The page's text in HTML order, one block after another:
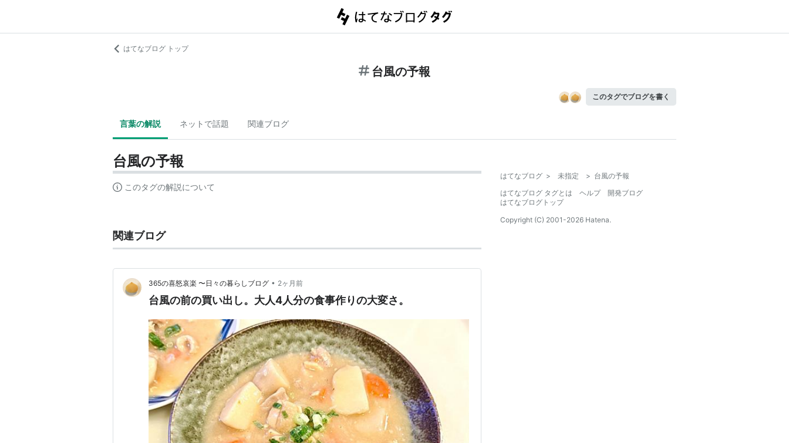
はてなブログ トップ
台風の予報
このタグでブログを書く
言葉の解説 ネットで話題 関連ブログ
台風の予報
このタグの解説について
関連ブログ
365の喜怒哀楽 〜日々の暮らしブログ • 2ヶ月前
台風の前の買い出し。大人4人分の食事作りの大変さ。
はてなブログ > 未指定 > 台風の予報
はてなブログ タグとは
ヘルプ
開発ブログ
はてなブログトップ
Copyright (C) 2001-2026 Hatena.